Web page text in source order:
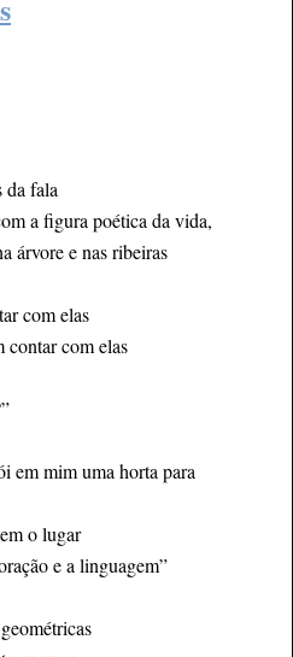
da fala
a figura poética da vida,
árvore e nas ribeiras
com elas
contar com elas
em mim uma horta para
o lugar
e a linguagem”